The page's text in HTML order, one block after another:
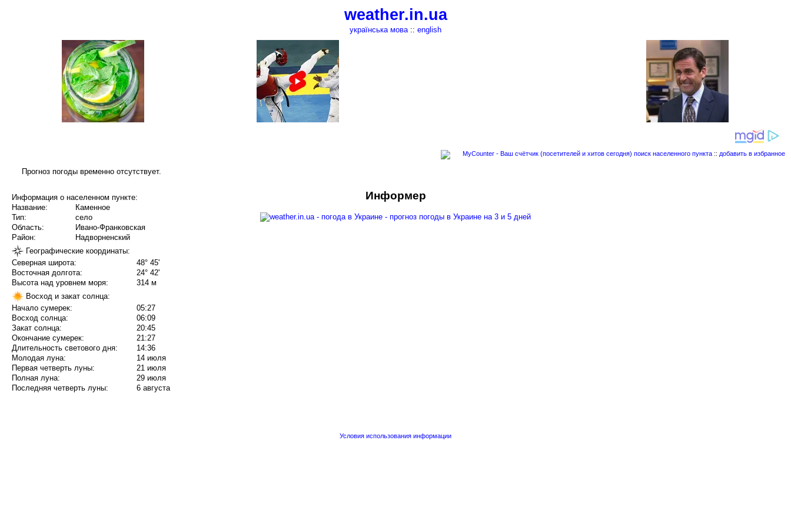
weather.in.ua
українська мова:: english
поиск населенного пункта :: добавить в избранное
Прогноз погоды временно отсутствует.
Информация о населенном пункте:
Название:
Каменное
Тип:
село
Область:
Ивано-Франковская
Район:
Надворненский
Географические координаты:
Северная широта:
48° 45'
Восточная долгота:
24° 42'
Высота над уровнем моря:
314 м
Восход и закат солнца:
Начало сумерек:
05:27
Восход солнца:
06:09
Закат солнца:
20:45
Окончание сумерек:
21:27
Длительность светового дня:
14:36
Молодая луна:
14 июля
Первая четверть луны:
21 июля
Полная луна:
29 июля
Последняя четверть луны:
6 августа
Информер
Условия использования информации